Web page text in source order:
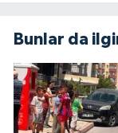
Bunlar da